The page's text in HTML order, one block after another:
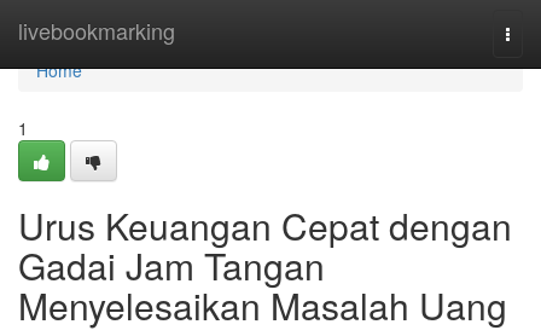
livebookmarking
Home
Home
1
Urus Keuangan Cepat dengan
Gadai Jam Tangan
Menyelesaikan Masalah Uang